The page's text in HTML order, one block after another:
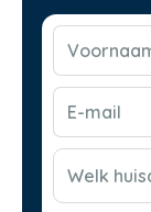
mail
(Vereist)
CAPTCHA
Welk